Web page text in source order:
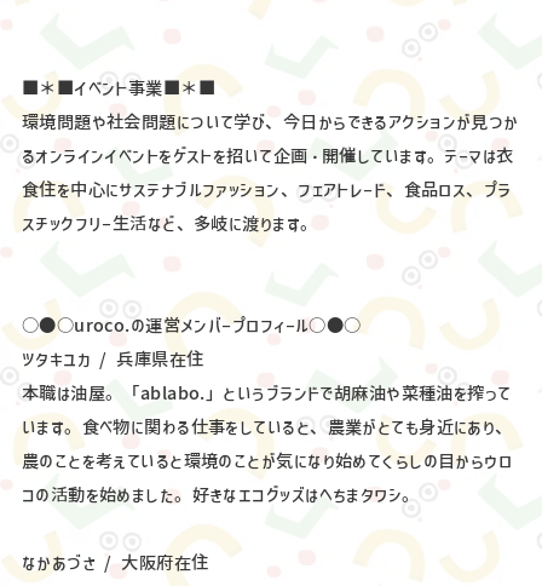
■＊■イベント事業■＊■
環境問題や社会問題について学び、今日からできるアクションが見つか
るオンラインイベントをゲストを招いて企画・開催しています。テーマは衣
食住を中心にサステナブルファッション、フェアトレード、食品ロス、プラ
スチックフリー生活など、多岐に渡ります。
○●○uroco.の運営メンバープロフィール○●○
ツタキユカ / 兵庫県在住
本職は油屋。「ablabo.」というブランドで胡麻油や菜種油を搾って
います。食べ物に関わる仕事をしていると、農業がとても身近にあり、
農のことを考えていると環境のことが気になり始めてくらしの目からウロ
コの活動を始めました。好きなエコグッズはへちまタワシ。
なかあづさ / 大阪府在住